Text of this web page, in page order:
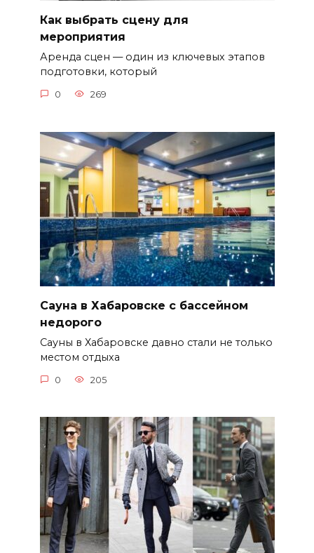
Как выбрать сцену для
мероприятия
Аренда сцен — один из ключевых этапов
подготовки, который
0 269
Сауна в Хабаровске с бассейном
недорого
Сауны в Хабаровске давно стали не только
местом отдыха
0 205